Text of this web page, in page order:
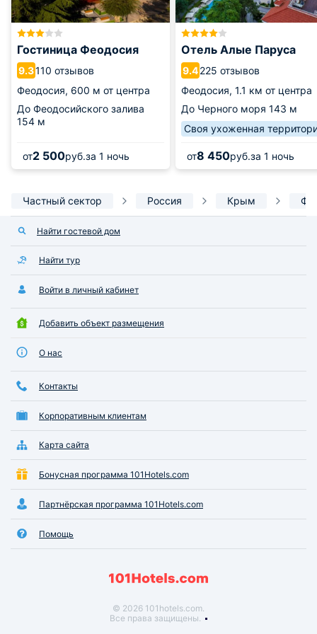
Гостиница Феодосия
9.3110 отзывов
Феодосия, 600 м от центра
До Феодосийского залива
154 м
от2 500руб.за 1 ночь
Отель Алые Паруса
9.4225 отзывов
Феодосия, 1.1 км от центра
До Черного моря 143 м
Своя ухоженная
от8 450руб.за 1 ночь
Частный сектор Россия Крым
Найти гостевой дом
Найти тур
Войти в личный кабинет
Добавить объект размещения
О нас
Контакты
Корпоративным клиентам
Карта сайта
Бонусная программа 101Hotels.com
Партнёрская программа 101Hotels.com
Помощь
© 2026 101hotels.com.
Все права защищены.